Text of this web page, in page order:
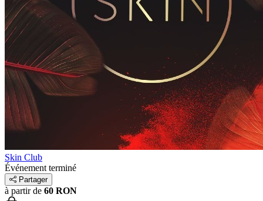
Skin Club
Événement terminé
Partager
à partir de 60 RON